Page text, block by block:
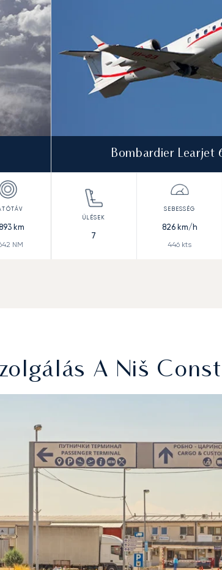
km
NM
Bombardier Learjet
7
826km/h
446 kts
A Niš